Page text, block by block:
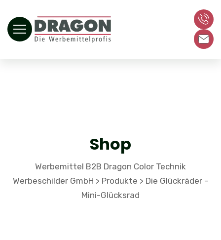
Shop
Werbemittel B2B Dragon Color Technik
Werbeschilder GmbH > Produkte > Die Glückräder –
Mini-Glücksrad